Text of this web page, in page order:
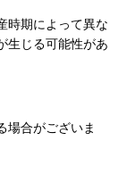
時期によって異な
生じる可能性があ
場合がございま